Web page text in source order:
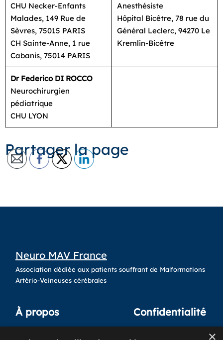
CHU Necker-Enfants
Malades, 149 Rue de
Sèvres, 75015 PARIS
CH Sainte-Anne, 1 rue
Cabanis, 75014 PARIS
Anesthésiste
Hôpital Bicêtre, 78 rue du
Général Leclerc, 94270 Le
Kremlin-Bicêtre
Dr Federico DI ROCCO
Neurochirurgien
pédiatrique
CHU LYON
Partager la page
Neuro MAV France
Association dédiée aux patients souffrant de Malformations
Artério-Veineuses cérébrales
À propos Confidentialité
×